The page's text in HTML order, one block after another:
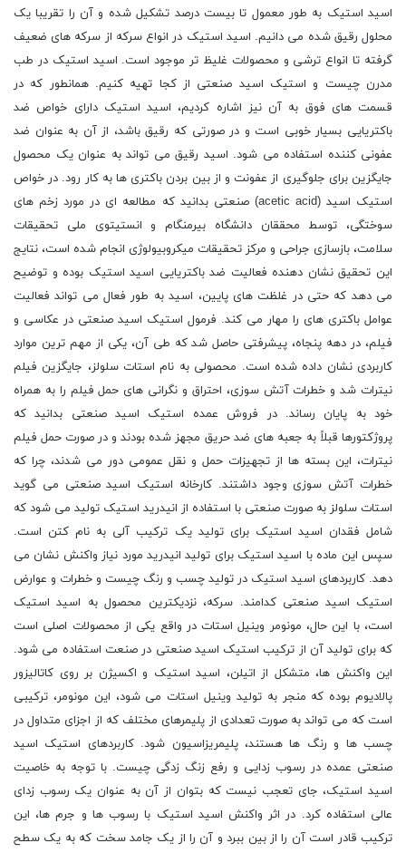
اسید استیک به طور معمول تا بیست درصد تشکیل شده و آن را تقریبا یک
محلول رقیق شده می دانیم. اسید استیک در انواع سرکه از سرکه های ضعیف
گرفته تا انواع ترشی و محصولات غلیظ تر موجود است. اسید استیک در طب
مدرن چیست و استیک اسید صنعتی از کجا تهیه کنیم. همانطور که در
قسمت های فوق به آن نیز اشاره کردیم، اسید استیک دارای خواص ضد
باکتریایی بسیار خوبی است و در صورتی که رقیق باشد، از آن به عنوان ضد
عفونی کننده استفاده می شود. اسید رقیق می تواند به عنوان یک محصول
جایگزین برای جلوگیری از عفونت و از بین بردن باکتری ها به کار رود. در خواص
استیک اسید (acetic acid) صنعتی بدانید که مطالعه ای در مورد زخم های
سوختگی، توسط محققان دانشگاه بیرمنگام و انستیتوی ملی تحقیقات
سلامت، بازسازی جراحی و مرکز تحقیقات میکروبیولوژی انجام شده است، نتایج
این تحقیق نشان دهنده فعالیت ضد باکتریایی اسید استیک بوده و توضیح
می دهد که حتی در غلظت های پایین، اسید به طور فعال می تواند فعالیت
عوامل باکتری های را مهار می کند. فرمول استیک اسید صنعتی در عکاسی و
فیلم، در دهه پنجاه، پیشرفتی حاصل شد که طی آن، یکی از مهم ترین موارد
کاربردی نشان داده شده است. محصولی به نام استات سلولز، جایگزین فیلم
نیترات شد و خطرات آتش سوزی، احتراق و نگرانی های حمل فیلم را به همراه
خود به پایان رساند. در فروش عمده استیک اسید صنعتی بدانید که
پروژکتورها قبلاً به جعبه های ضد حریق مجهز شده بودند و در صورت حمل فیلم
نیترات، این بسته ها از تجهیزات حمل و نقل عمومی دور می شدند، چرا که
خطرات آتش سوزی وجود داشتند. کارخانه استیک اسید صنعتی می گوید
استات سلولز به صورت صنعتی با استفاده از انیدرید استیک تولید می شود که
شامل فقدان اسید استیک برای تولید یک ترکیب آلی به نام کتن است.
سپس این ماده با اسید استیک برای تولید انیدرید مورد نیاز واکنش نشان می
دهد. کاربردهای اسید استیک در تولید چسب و رنگ چیست و خطرات و عوارض
استیک اسید صنعتی کدامند. سرکه، نزدیکترین محصول به اسید استیک
است، با این حال، مونومر وینیل استات در واقع یکی از محصولات اصلی است
که برای تولید آن از ترکیب استیک اسید صنعتی در صنعت استفاده می شود.
این واكنش ها، متشکل از اتیلن، اسید استیک و اكسیژن بر روی كاتالیزور
پالادیوم بوده که منجر به تولید وینیل استات می شود، این مونومر، ترکیبی
است که می تواند به صورت تعدادی از پلیمرهای مختلف كه از اجزای متداول در
چسب ها و رنگ ها هستند، پلیمریزاسیون شود. کاربردهای استیک اسید
صنعتی عمده در رسوب زدایی و رفع زنگ زدگی چیست. با توجه به خاصیت
اسید استیک، جای تعجب نیست که بتوان از آن به عنوان یک رسوب زدای
عالی استفاده کرد. در اثر واکنش اسید استیک با رسوب ها و جرم ها، این
ترکیب قادر است آن را از بین ببرد و آن را از یک جامد سخت که به یک سطح